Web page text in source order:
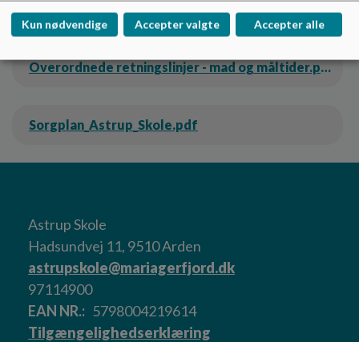
Mad og Måltider - Astrup Skole.pdf
Overordnede retningslinjer - mad og måltider.pdf
Sorgplan_Astrup_Skole.pdf
Astrup Skole
Hadsundvej 11, 9510 Arden
astrupskole@mariagerfjord.dk
97114900
EAN NR.
5798004219614
Tilgængelighedserklæring
Kun nødvendige Accepter valgte Accepter alle